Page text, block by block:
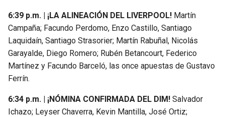
6:39 p.m. | ¡LA ALINEACIÓN DEL LIVERPOOL! Martín
Campaña; Facundo Perdomo, Enzo Castillo, Santiago
Laquidaín, Santiago Strasorier; Martín Rabuñal, Nicolás
Garayalde, Diego Romero; Rubén Betancourt, Federico
Martínez y Facundo Barceló, las once apuestas de Gustavo
Ferrín.
6:34 p.m. | ¡NÓMINA CONFIRMADA DEL DIM! Salvador
Ichazo; Leyser Chaverra, Kevin Mantilla, José Ortiz;